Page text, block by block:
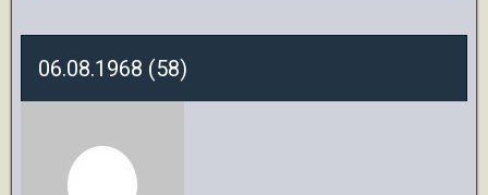
06.08.1968 (58)